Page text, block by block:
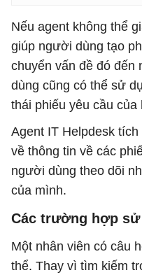
Nếu agent không thể
giúp người dùng tạo
chuyển vấn đề đó đến
dùng cũng có thể sử
thái phiếu yêu cầu của
Agent IT Helpdesk
về thông tin về các
người dùng theo dõi
của mình.
Các trường hợp sử
Một nhân viên có câu
thể. Thay vì tìm kiếm